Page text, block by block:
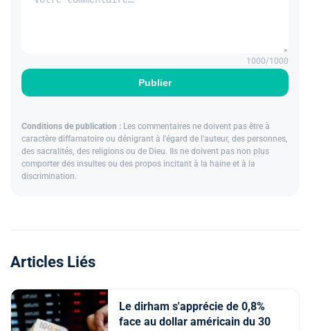
Publier
1000/1000
Conditions de publication : Les commentaires ne doivent pas être à
caractère diffamatoire ou dénigrant à l'égard de l'auteur, des personnes,
des sacralités, des religions ou de Dieu. Ils ne doivent pas non plus
comporter des insultes ou des propos incitant à la haine et à la
discrimination.
Articles Liés
Le dirham s'apprécie de 0,8%
face au dollar américain du 30